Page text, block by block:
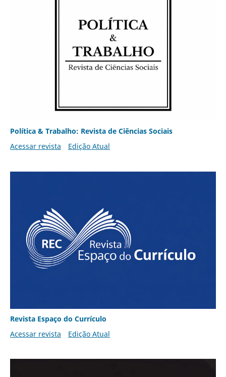
Política & Trabalho: Revista de Ciências Sociais
Acessar revista
Edição Atual
Revista Espaço do Currículo
Acessar revista
Edição Atual